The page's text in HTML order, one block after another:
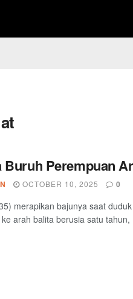
Buruh Perempuan
OCTOBER 10, 2025 0
merapikan bajunya saat
arah balita berusia satu